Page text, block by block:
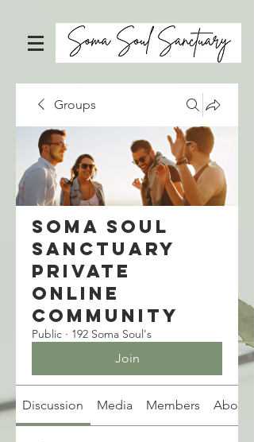
Groups
Soma Soul
Sanctuary
Private
Online
Community
Public · 192 Soma Soul's
Join
Discussion Media Members About